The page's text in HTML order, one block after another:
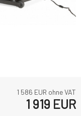
1 586 EUR ohne VAT
1 919 EUR